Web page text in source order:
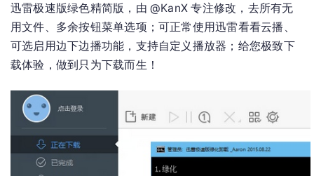
迅雷极速版绿色精简版，由 @KanX 专注修改，去所有无
用文件、多余按钮菜单选项；可正常使用迅雷看看云播、
可选启用边下边播功能，支持自定义播放器；给您极致下
载体验，做到只为下载而生！